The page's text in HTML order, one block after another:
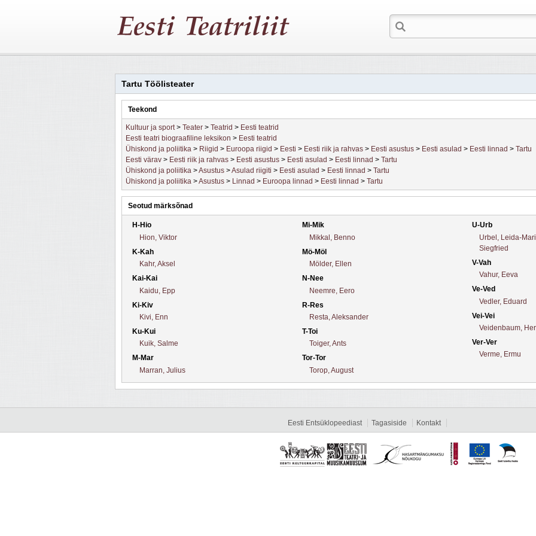
Tartu Töölisteater
Teekond
Kultuur ja sport> Teater > Teatrid > Eesti teatrid
Eesti teatri biograafiline leksikon > Eesti teatrid
Ühiskond ja poliitika > Riigid > Euroopa riigid > Eesti > Eesti riik ja rahvas > Eesti asustus > Eesti asulad > Eesti linnad > Tartu
Eesti värav > Eesti riik ja rahvas > Eesti asustus > Eesti asulad > Eesti linnad > Tartu
Ühiskond ja poliitika >Asustus >Asulad riigiti > Eesti asulad > Eesti linnad > Tartu
Ühiskond ja poliitika >Asustus > Linnad > Euroopa linnad > Eesti linnad > Tartu
Seotud märksõnad
H-Hio
Hion, Viktor
K-Kah
Kahr, Aksel
Kai-Kai
Kaidu, Epp
Ki-Kiv
Kivi, Enn
Ku-Kui
Kuik, Salme
M-Mar
Marran, Julius
Mi-Mik
Mikkal, Benno
Mö-Möl
Mölder, Ellen
N-Nee
Neemre, Eero
R-Res
Resta, Aleksander
T-Toi
Toiger, Ants
Tor-Tor
Torop, August
U-Urb
Urbel, Leida-
Siegfried
V-Vah
Vahur, Eeva
Ve-Ved
Vedler, Eduard
Vei-Vei
Veidenbaum,
Ver-Ver
Verme, Ermu
Eesti Entsüklopeediast Tagasiside Kontakt